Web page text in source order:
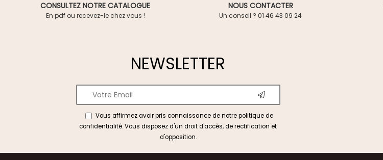
CONSULTEZ NOTRE CATALOGUE
En pdf ou recevez-le chez vous !
NOUS CONTACTER
Un conseil ? 01 46 43 09 24
NEWSLETTER
Vous affirmez avoir pris connaissance de notrepolitique de
confidentialité. Vous disposez d'un droit d'accès, de rectification et
d'opposition.